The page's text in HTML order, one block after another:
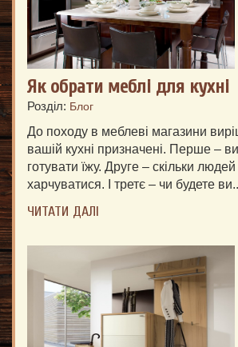
Як обрати меблі для кухні
Розділ: Блог
До походу в меблеві магазини
вашій кухні призначені. Перше –
готувати їжу. Друге – скільки
харчуватися. І третє – чи будете
ЧИТАТИ ДАЛІ